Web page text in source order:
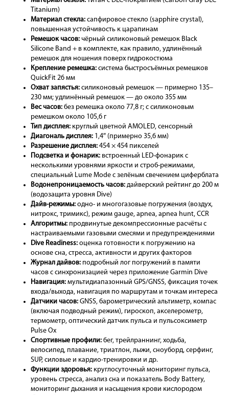
Titanium)
Материал стекла: сапфировое стекло (sapphire crystal),
повышенная устойчивость к царапинам
Ремешок часов: чёрный силиконовый ремешок Black
Silicone Band + в комплекте, как правило, удлинённый
ремешок для ношения поверх гидрокостюма
Крепление ремешка: система быстросъёмных ремешков
QuickFit 26 мм
Охват запястья: силиконовый ремешок — примерно 135–
230 мм; удлинённый ремешок — до около 355 мм
Вес часов: без ремешка около 77,8 г; с силиконовым
ремешком около 105,6 г
Тип дисплея: круглый цветной AMOLED, сенсорный
Диагональ дисплея: 1,4″ (примерно 35,6 мм)
Разрешение дисплея: 454 × 454 пикселей
Подсветка и фонарик: встроенный LED-фонарик с
несколькими уровнями яркости и строб-режимами,
специальный Lume Mode с зелёным свечением циферблата
Водонепроницаемость часов: дайверский рейтинг до 200 м
(водозащита уровня Dive)
Дайв-режимы: одно- и многогазовые погружения (воздух,
нитрокс, тримикс), режим gauge, apnea, apnea hunt, CCR
Алгоритмы: продвинутые декомпрессионные расчёты с
настраиваемыми газовыми смесями и предупреждениями
Dive Readiness: оценка готовности к погружению на
основе сна, стресса, активности и других факторов
Журнал дайвов: подробный лог погружений в памяти
часов с синхронизацией через приложение Garmin Dive
Навигация: мультидиапазонный GPS/GNSS, фиксация точек
входа/выхода, навигация по маршрутам и точкам интереса
Датчики часов: GNSS, барометрический альтиметр, компас
(включая подводный режим), гироскоп, акселерометр,
термометр, оптический датчик пульса и пульсоксиметр
Pulse Ox
Спортивные профили: бег, трейлраннинг, ходьба,
велосипед, плавание, триатлон, лыжи, сноуборд, серфинг,
SUP, силовые и кардио-тренировки и др.
Функции здоровья: круглосуточный мониторинг пульса,
уровень стресса, анализ сна и показатель Body Battery,
мониторинг дыхания и насыщения крови кислородом